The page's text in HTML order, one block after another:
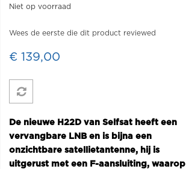
Niet op voorraad
Wees de eerste die dit product reviewed
€ 139,00
De nieuwe H22D van Selfsat heeft een
vervangbare LNB en is bijna een
onzichtbare satellietantenne, hij is
uitgerust met een F-aansluiting, waarop